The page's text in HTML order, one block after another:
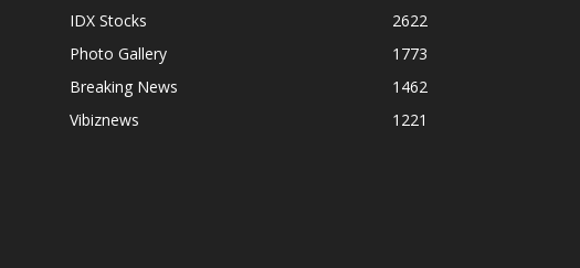
IDX Stocks
2622
Photo Gallery
1773
Breaking News
1462
Vibiznews
1221